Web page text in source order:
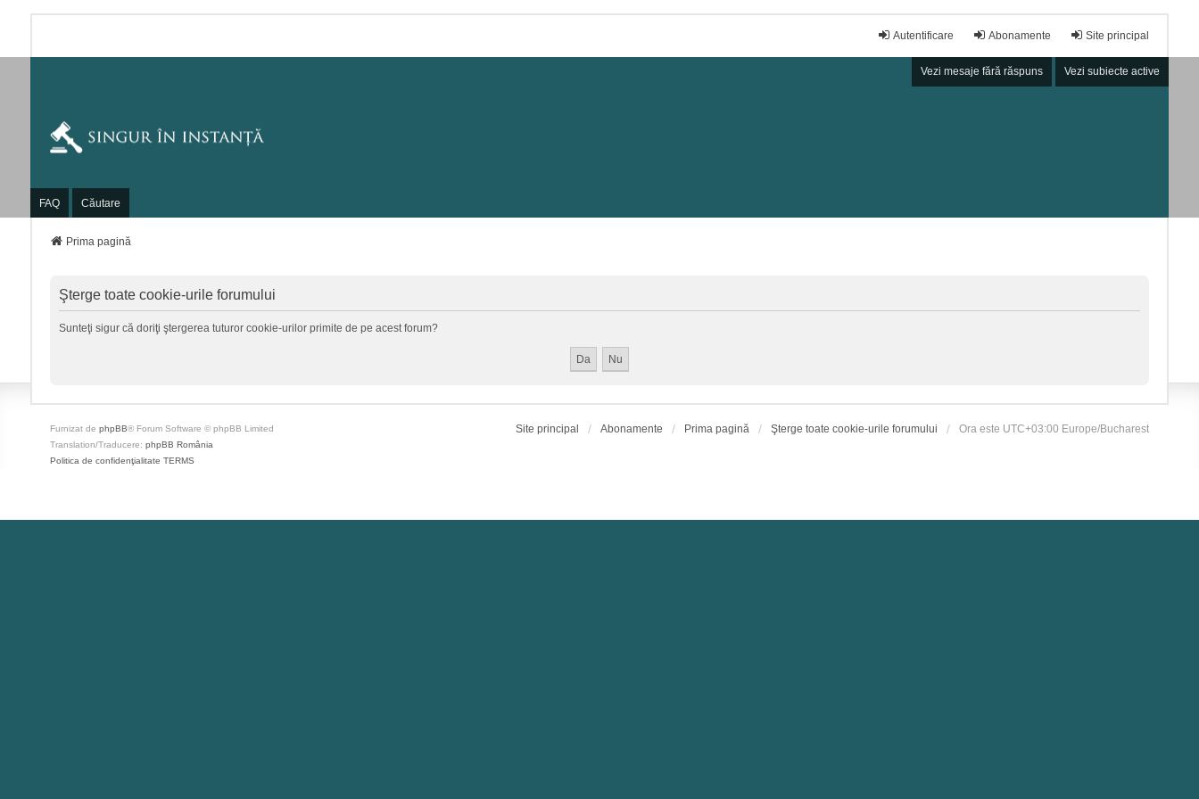
Site principal
Abonamente
Autentificare
Vezi mesaje fără răspuns Vezi subiecte active
FAQ Căutare
Prima pagină
Şterge toate cookie-urile forumului
Sunteţi sigur că doriţi ştergerea tuturor cookie-urilor primite de pe acest forum?
Site principal Abonamente Prima pagină Şterge toate cookie-urile forumului Ora este UTC+03:00 Europe/Bucharest
Furnizat de phpBB® Forum Software © phpBB Limited
Translation/Traducere: phpBB România
Politica de confidenţialitate TERMS